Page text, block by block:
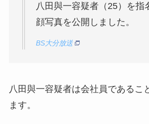
八田與一容疑者（25）を指
顔写真を公開しました。
BS大分放送
八田與一容疑者は会社員であるこ
ます。